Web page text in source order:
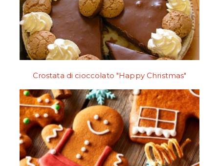
Crostata di cioccolato "Happy Christmas"